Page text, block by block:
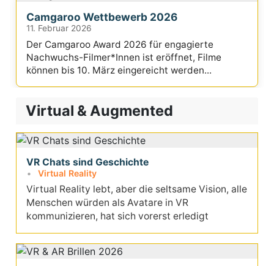
Camgaroo Wettbewerb 2026
11. Februar 2026
Der Camgaroo Award 2026 für engagierte
Nachwuchs-Filmer*Innen ist eröffnet, Filme
können bis 10. März eingereicht werden...
Virtual & Augmented
VR Chats sind Geschichte
Virtual Reality
Virtual Reality lebt, aber die seltsame Vision, alle
Menschen würden als Avatare in VR
kommunizieren, hat sich vorerst erledigt